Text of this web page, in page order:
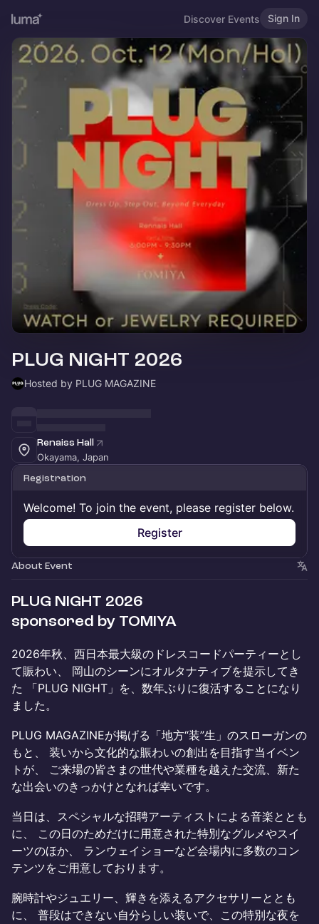
Discover Events Sign In
PLUG NIGHT 2026
Hosted by PLUG MAGAZINE
Renaiss Hall
Okayama, Japan
Registration
Welcome! To join the event, please register below.
Register
About Event
PLUG NIGHT 2026
sponsored by TOMIYA
2026年秋、西日本最大級のドレスコードパーティーとし
て賑わい、 岡山のシーンにオルタナティブを提示してき
た 「PLUG NIGHT」を、数年ぶりに復活することになり
ました。
PLUG MAGAZINEが掲げる「地方“装”生」のスローガンの
もと、 装いから文化的な賑わいの創出を目指す当イベン
トが、 ご来場の皆さまの世代や業種を越えた交流、新た
な出会いのきっかけとなれば幸いです。
当日は、スペシャルな招聘アーティストによる音楽ととも
に、 この日のためだけに用意された特別なグルメやスイ
ーツのほか、 ランウェイショーなど会場内に多数のコン
テンツをご用意しております。
腕時計やジュエリー、輝きを添えるアクセサリーととも
に、 普段はできない自分らしい装いで、この特別な夜を